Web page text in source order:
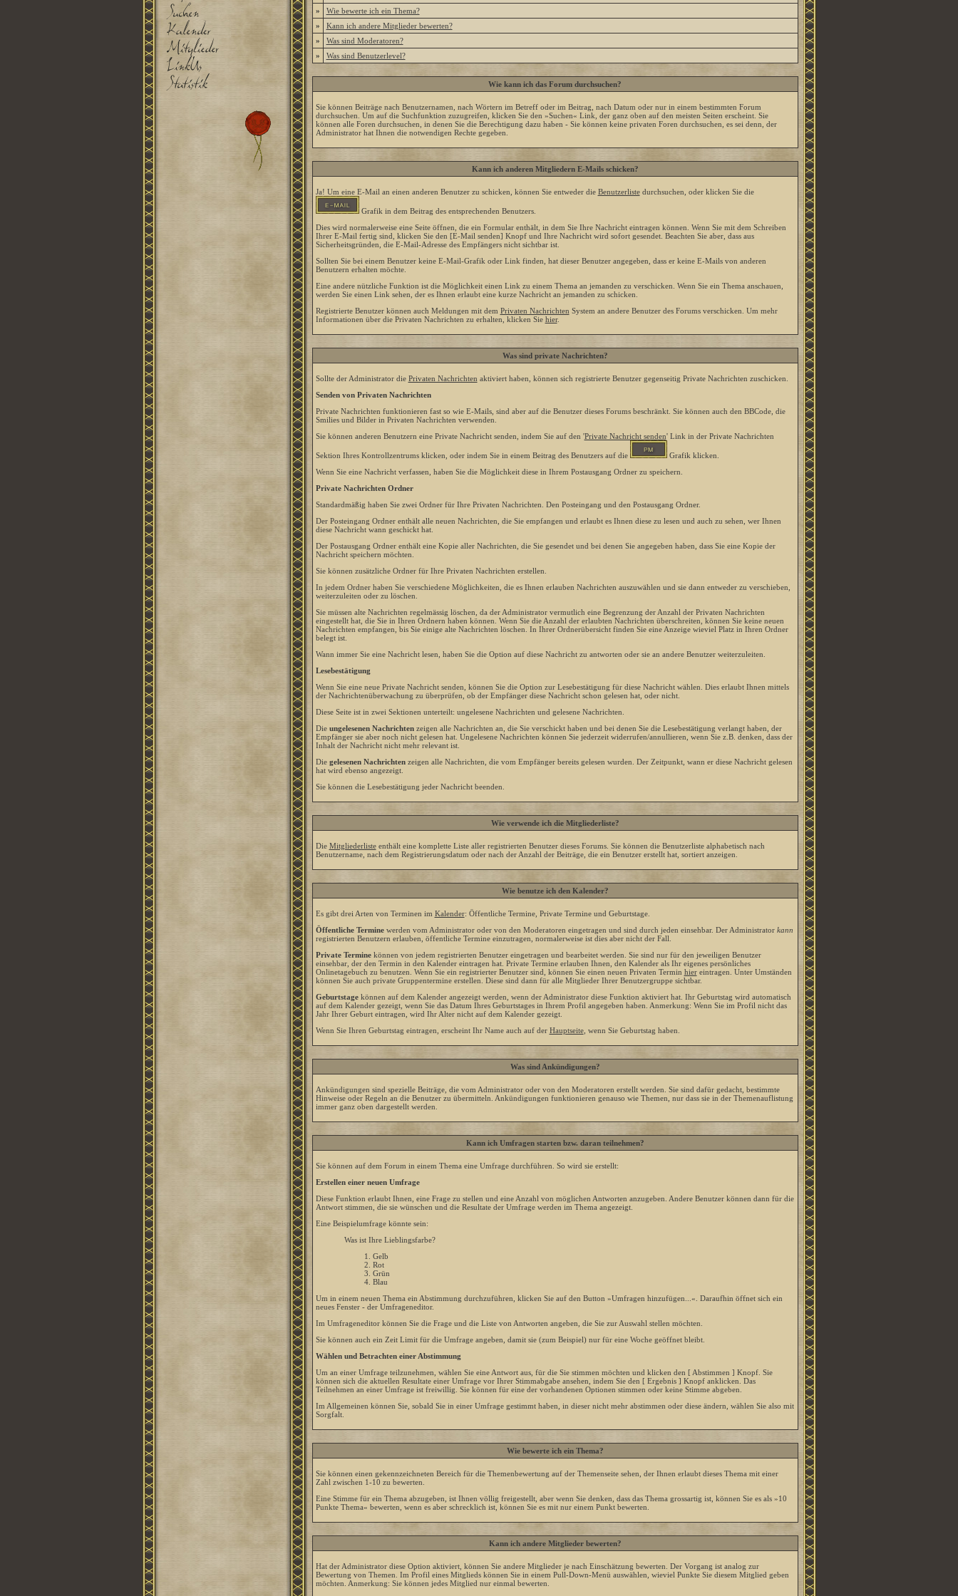
»
Wie bewerte ich ein Thema?
»
Kann ich andere Mitglieder bewerten?
»
Was sind Moderatoren?
»
Was sind Benutzerlevel?
Wie kann ich das Forum durchsuchen?
Sie können Beiträge nach Benutzernamen, nach Wörtern im Betreff oder im Beitrag, nach Datum oder nur in einem bestimmten Forum
durchsuchen. Um auf die Suchfunktion zuzugreifen, klicken Sie den »Suchen« Link, der ganz oben auf den meisten Seiten erscheint. Sie
können alle Foren durchsuchen, in denen Sie die Berechtigung dazu haben - Sie können keine privaten Foren durchsuchen, es sei denn, der
Administrator hat Ihnen die notwendigen Rechte gegeben.
Kann ich anderen Mitgliedern E-Mails schicken?
Ja! Um eine E-Mail an einen anderen Benutzer zu schicken, können Sie entweder die Benutzerlistedurchsuchen, oder klicken Sie die
Grafik in dem Beitrag des entsprechenden Benutzers.
Dies wird normalerweise eine Seite öffnen, die ein Formular enthält, in dem Sie Ihre Nachricht eintragen können. Wenn Sie mit dem Schreiben
Ihrer E-Mail fertig sind, klicken Sie den [E-Mail senden] Knopf und Ihre Nachricht wird sofort gesendet. Beachten Sie aber, dass aus
Sicherheitsgründen, die E-Mail-Adresse des Empfängers nicht sichtbar ist.
Sollten Sie bei einem Benutzer keine E-Mail-Grafik oder Link finden, hat dieser Benutzer angegeben, dass er keine E-Mails von anderen
Benutzern erhalten möchte.
Eine andere nützliche Funktion ist die Möglichkeit einen Link zu einem Thema an jemanden zu verschicken. Wenn Sie ein Thema anschauen,
werden Sie einen Link sehen, der es Ihnen erlaubt eine kurze Nachricht an jemanden zu schicken.
Registrierte Benutzer können auch Meldungen mit dem Privaten Nachrichten System an andere Benutzer des Forums verschicken. Um mehr
Informationen über die Privaten Nachrichten zu erhalten, klicken Sie hier.
Was sind private Nachrichten?
Sollte der Administrator die Privaten Nachrichten aktiviert haben, können sich registrierte Benutzer gegenseitig Private Nachrichten zuschicken.
Senden von Privaten Nachrichten
Private Nachrichten funktionieren fast so wie E-Mails, sind aber auf die Benutzer dieses Forums beschränkt. Sie können auch den BBCode, die
Smilies und Bilder in Privaten Nachrichten verwenden.
Sie können anderen Benutzern eine Private Nachricht senden, indem Sie auf den 'Private Nachricht senden' Link in der Private Nachrichten
Sektion Ihres Kontrollzentrums klicken, oder indem Sie in einem Beitrag des Benutzers auf die
Grafik klicken.
Wenn Sie eine Nachricht verfassen, haben Sie die Möglichkeit diese in Ihrem Postausgang Ordner zu speichern.
Private Nachrichten Ordner
Standardmäßig haben Sie zwei Ordner für Ihre Privaten Nachrichten. Den Posteingang und den Postausgang Ordner.
Der Posteingang Ordner enthält alle neuen Nachrichten, die Sie empfangen und erlaubt es Ihnen diese zu lesen und auch zu sehen, wer Ihnen
diese Nachricht wann geschickt hat.
Der Postausgang Ordner enthält eine Kopie aller Nachrichten, die Sie gesendet und bei denen Sie angegeben haben, dass Sie eine Kopie der
Nachricht speichern möchten.
Sie können zusätzliche Ordner für Ihre Privaten Nachrichten erstellen.
In jedem Ordner haben Sie verschiedene Möglichkeiten, die es Ihnen erlauben Nachrichten auszuwählen und sie dann entweder zu verschieben,
weiterzuleiten oder zu löschen.
Sie müssen alte Nachrichten regelmässig löschen, da der Administrator vermutlich eine Begrenzung der Anzahl der Privaten Nachrichten
eingestellt hat, die Sie in Ihren Ordnern haben können. Wenn Sie die Anzahl der erlaubten Nachrichten überschreiten, können Sie keine neuen
Nachrichten empfangen, bis Sie einige alte Nachrichten löschen. In Ihrer Ordnerübersicht finden Sie eine Anzeige wieviel Platz in Ihren Ordner
belegt ist.
Wann immer Sie eine Nachricht lesen, haben Sie die Option auf diese Nachricht zu antworten oder sie an andere Benutzer weiterzuleiten.
Lesebestätigung
Wenn Sie eine neue Private Nachricht senden, können Sie die Option zur Lesebestätigung für diese Nachricht wählen. Dies erlaubt Ihnen mittels
der Nachrichtenüberwachung zu überprüfen, ob der Empfänger diese Nachricht schon gelesen hat, oder nicht.
Diese Seite ist in zwei Sektionen unterteilt: ungelesene Nachrichten und gelesene Nachrichten.
Die ungelesenen Nachrichtenzeigen alle Nachrichten an, die Sie verschickt haben und bei denen Sie die Lesebestätigung verlangt haben, der
Empfänger sie aber noch nicht gelesen hat. Ungelesene Nachrichten können Sie jederzeit widerrufen/annullieren, wenn Sie z.B. denken, dass der
Inhalt der Nachricht nicht mehr relevant ist.
Die gelesenen Nachrichtenzeigen alle Nachrichten, die vom Empfänger bereits gelesen wurden. Der Zeitpunkt, wann er diese Nachricht gelesen
hat wird ebenso angezeigt.
Sie können die Lesebestätigung jeder Nachricht beenden.
Wie verwende ich die Mitgliederliste?
Die Mitgliederlisteenthält eine komplette Liste aller registrierten Benutzer dieses Forums. Sie können die Benutzerliste alphabetisch nach
Benutzername, nach dem Registrierungsdatum oder nach der Anzahl der Beiträge, die ein Benutzer erstellt hat, sortiert anzeigen.
Wie benutze ich den Kalender?
Es gibt drei Arten von Terminen im Kalender: Öffentliche Termine, Private Termine und Geburtstage.
Öffentliche Terminewerden vom Administrator oder von den Moderatoren eingetragen und sind durch jeden einsehbar. Der Administrator kann
registrierten Benutzern erlauben, öffentliche Termine einzutragen, normalerweise ist dies aber nicht der Fall.
Private Terminekönnen von jedem registrierten Benutzer eingetragen und bearbeitet werden. Sie sind nur für den jeweiligen Benutzer
einsehbar, der den Termin in den Kalender eintragen hat. Private Termine erlauben Ihnen, den Kalender als Ihr eigenes persönliches
Onlinetagebuch zu benutzen. Wenn Sie ein registrierter Benutzer sind, können Sie einen neuen Privaten Termin hiereintragen. Unter Umständen
können Sie auch private Gruppentermine erstellen. Diese sind dann für alle Mitglieder Ihrer Benutzergruppe sichtbar.
Geburtstagekönnen auf dem Kalender angezeigt werden, wenn der Administrator diese Funktion aktiviert hat. Ihr Geburtstag wird automatisch
auf dem Kalender gezeigt, wenn Sie das Datum Ihres Geburtstages in Ihrem Profil angegeben haben. Anmerkung: Wenn Sie im Profil nicht das
Jahr Ihrer Geburt eintragen, wird Ihr Alter nicht auf dem Kalender gezeigt.
Wenn Sie Ihren Geburtstag eintragen, erscheint Ihr Name auch auf der Hauptseite, wenn Sie Geburtstag haben.
Was sind Ankündigungen?
Ankündigungen sind spezielle Beiträge, die vom Administrator oder von den Moderatoren erstellt werden. Sie sind dafür gedacht, bestimmte
Hinweise oder Regeln an die Benutzer zu übermitteln. Ankündigungen funktionieren genauso wie Themen, nur dass sie in der Themenauflistung
immer ganz oben dargestellt werden.
Kann ich Umfragen starten bzw. daran teilnehmen?
Sie können auf dem Forum in einem Thema eine Umfrage durchführen. So wird sie erstellt:
Erstellen einer neuen Umfrage
Diese Funktion erlaubt Ihnen, eine Frage zu stellen und eine Anzahl von möglichen Antworten anzugeben. Andere Benutzer können dann für die
Antwort stimmen, die sie wünschen und die Resultate der Umfrage werden im Thema angezeigt.
Eine Beispielumfrage könnte sein:
Was ist Ihre Lieblingsfarbe?
Gelb
Rot
Grün
Blau
Um in einem neuen Thema ein Abstimmung durchzuführen, klicken Sie auf den Button »Umfragen hinzufügen...«. Daraufhin öffnet sich ein
neues Fenster - der Umfrageneditor.
Im Umfrageneditor können Sie die Frage und die Liste von Antworten angeben, die Sie zur Auswahl stellen möchten.
Sie können auch ein Zeit Limit für die Umfrage angeben, damit sie (zum Beispiel) nur für eine Woche geöffnet bleibt.
Wählen und Betrachten einer Abstimmung
Um an einer Umfrage teilzunehmen, wählen Sie eine Antwort aus, für die Sie stimmen möchten und klicken den [ Abstimmen ] Knopf. Sie
können sich die aktuellen Resultate einer Umfrage vor Ihrer Stimmabgabe ansehen, indem Sie den [ Ergebnis ] Knopf anklicken. Das
Teilnehmen an einer Umfrage ist freiwillig. Sie können für eine der vorhandenen Optionen stimmen oder keine Stimme abgeben.
Im Allgemeinen können Sie, sobald Sie in einer Umfrage gestimmt haben, in dieser nicht mehr abstimmen oder diese ändern, wählen Sie also mit
Sorgfalt.
Wie bewerte ich ein Thema?
Sie können einen gekennzeichneten Bereich für die Themenbewertung auf der Themenseite sehen, der Ihnen erlaubt dieses Thema mit einer
Zahl zwischen 1-10 zu bewerten.
Eine Stimme für ein Thema abzugeben, ist Ihnen völlig freigestellt, aber wenn Sie denken, dass das Thema grossartig ist, können Sie es als »10
Punkte Thema« bewerten, wenn es aber schrecklich ist, können Sie es mit nur einem Punkt bewerten.
Kann ich andere Mitglieder bewerten?
Hat der Administrator diese Option aktiviert, können Sie andere Mitglieder je nach Einschätzung bewerten. Der Vorgang ist analog zur
Bewertung von Themen. Im Profil eines Mitglieds können Sie in einem Pull-Down-Menü auswählen, wieviel Punkte Sie diesem Mitglied geben
möchten. Anmerkung: Sie können jedes Mitglied nur einmal bewerten.